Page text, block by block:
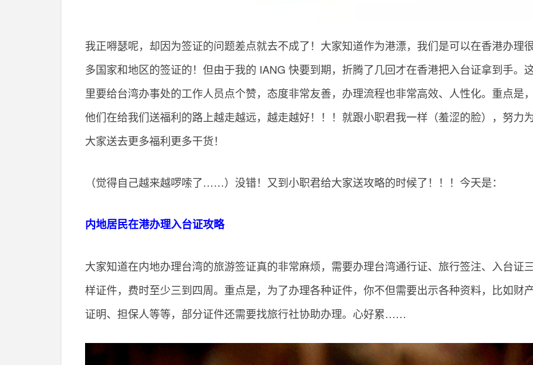
我正嘚瑟呢，却因为签证的问题差点就去不成了！大家知道作为港漂，我们是可以在香港办理
多国家和地区的签证的！但由于我的 IANG 快要到期，折腾了几回才在香港把入台证拿到手。
里要给台湾办事处的工作人员点个赞，态度非常友善，办理流程也非常高效、人性化。重点是
他们在给我们送福利的路上越走越远，越走越好！！！就跟小职君我一样（羞涩的脸），努力
大家送去更多福利更多干货！
（觉得自己越来越啰嗦了……）没错！又到小职君给大家送攻略的时候了！！！今天是：
内地居民在港办理入台证攻略
大家知道在内地办理台湾的旅游签证真的非常麻烦，需要办理台湾通行证、旅行签注、入台证
样证件，费时至少三到四周。重点是，为了办理各种证件，你不但需要出示各种资料，比如财
证明、担保人等等，部分证件还需要找旅行社协助办理。心好累……